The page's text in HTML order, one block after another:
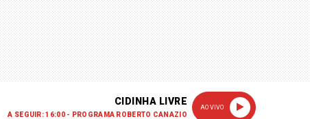
CIDINHA LIVRE
A SEGUIR: 16:00 - PROGRAMA ROBERTO CANAZIO
AO VIVO